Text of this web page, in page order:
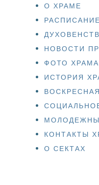
О ХРАМЕ
НОВОСТИ
ФОТО ХРАМА
ИСТОРИЯ
КОНТАКТЫ
О СЕКТАХ